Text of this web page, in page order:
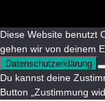
Diese Website benutzt
gehen wir von deinem
Datenschutzerklärung
Du kannst deine
Button „Zustimmung